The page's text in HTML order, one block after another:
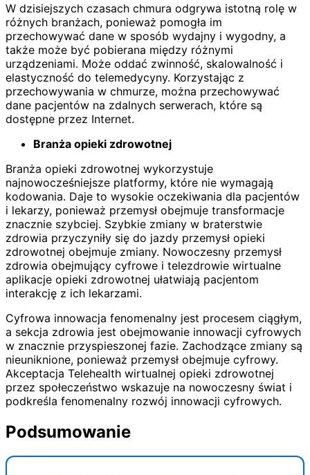
W dzisiejszych czasach chmura odgrywa istotną rolę w
różnych branżach, ponieważ pomogła im
przechowywać dane w sposób wydajny i wygodny, a
także może być pobierana między różnymi
urządzeniami. Może oddać zwinność, skalowalność i
elastyczność do telemedycyny. Korzystając z
przechowywania w chmurze, można przechowywać
dane pacjentów na zdalnych serwerach, które są
dostępne przez Internet.
Branża opieki zdrowotnej
Branża opieki zdrowotnej wykorzystuje
najnowocześniejsze platformy, które nie wymagają
kodowania. Daje to wysokie oczekiwania dla pacjentów
i lekarzy, ponieważ przemysł obejmuje transformacje
znacznie szybciej. Szybkie zmiany w braterstwie
zdrowia przyczyniły się do jazdy przemysł opieki
zdrowotnej obejmuje zmiany. Nowoczesny przemysł
zdrowia obejmujący cyfrowe i telezdrowie wirtualne
aplikacje opieki zdrowotnej ułatwiają pacjentom
interakcję z ich lekarzami.
Cyfrowa innowacja fenomenalny jest procesem ciągłym,
a sekcja zdrowia jest obejmowanie innowacji cyfrowych
w znacznie przyspieszonej fazie. Zachodzące zmiany są
nieuniknione, ponieważ przemysł obejmuje cyfrowy.
Akceptacja Telehealth wirtualnej opieki zdrowotnej
przez społeczeństwo wskazuje na nowoczesny świat i
podkreśla fenomenalny rozwój innowacji cyfrowych.
Podsumowanie